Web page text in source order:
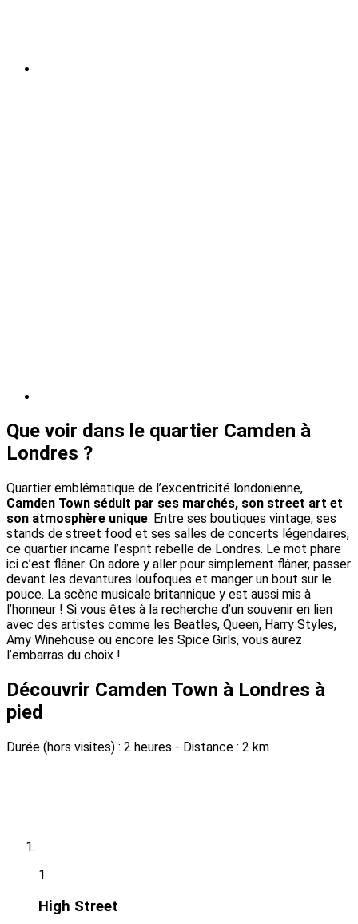
Que voir dans le quartier Camden à
Londres ?
Quartier emblématique de l’excentricité londonienne,
Camden Town séduit par ses marchés, son street art et
son atmosphère unique. Entre ses boutiques vintage, ses
stands de street food et ses salles de concerts légendaires,
ce quartier incarne l’esprit rebelle de Londres. Le mot phare
ici c’est flâner. On adore y aller pour simplement flâner, passer
devant les devantures loufoques et manger un bout sur le
pouce. La scène musicale britannique y est aussi mis à
l’honneur ! Si vous êtes à la recherche d’un souvenir en lien
avec des artistes comme les Beatles, Queen, Harry Styles,
Amy Winehouse ou encore les Spice Girls, vous aurez
l’embarras du choix !
Découvrir Camden Town à Londres à
pied
Durée (hors visites) : 2 heures - Distance : 2 km
1
High Street